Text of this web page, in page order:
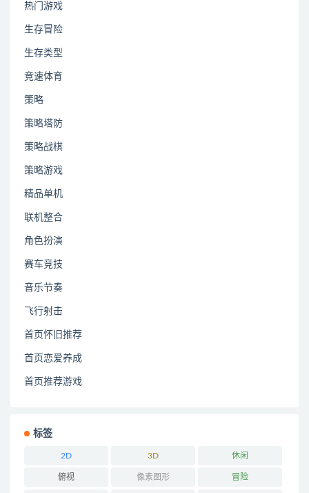
热门游戏
生存冒险
生存类型
竞速体育
策略
策略塔防
策略战棋
策略游戏
精品单机
联机整合
角色扮演
赛车竞技
音乐节奏
飞行射击
首页怀旧推荐
首页恋爱养成
首页推荐游戏
标签
2D 3D 休闲
俯视 像素图形 冒险